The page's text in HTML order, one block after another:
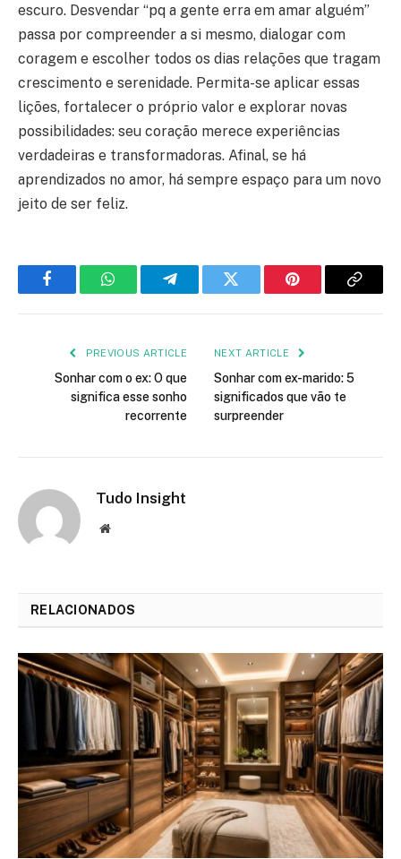
escuro. Desvendar “pq a gente erra em amar alguém”
passa por compreender a si mesmo, dialogar com
coragem e escolher todos os dias relações que tragam
crescimento e serenidade. Permita-se aplicar essas
lições, fortalecer o próprio valor e explorar novas
possibilidades: seu coração merece experiências
verdadeiras e transformadoras. Afinal, se há
aprendizados no amor, há sempre espaço para um novo
jeito de ser feliz.
FacebookWhatsAppTelegramTwitter Pinterest Copy
PREVIOUS ARTICLE
Sonhar com o ex: O que
significa esse sonho
recorrente
NEXT ARTICLE
Sonhar com ex-marido: 5
significados que vão te
surpreender
Tudo Insight
Website
RELACIONADOS